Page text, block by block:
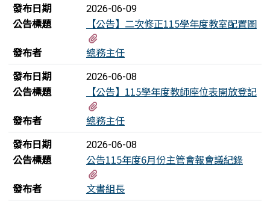
發布日期
2026-06-09
公告標題
【公告】二次修正115學年度教室配置圖
發布者
總務主任
發布日期
2026-06-08
公告標題
【公告】115學年度教師座位表開放登記
發布者
總務主任
發布日期
2026-06-08
公告標題
公告115年度6月份主管會報會議紀錄
發布者
文書組長